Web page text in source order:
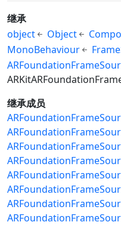
继承
object
Object
MonoBehaviour
继承成员